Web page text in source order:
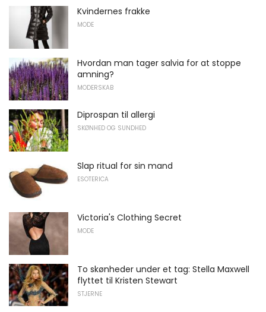
Kvindernes frakke
MODE
Hvordan man tager salvia for at stoppe
amning?
MODERSKAB
Diprospan til allergi
SKØNHED OG SUNDHED
Slap ritual for sin mand
ESOTERICA
Victoria's Clothing Secret
MODE
To skønheder under et tag: Stella Maxwell
flyttet til Kristen Stewart
STJERNE